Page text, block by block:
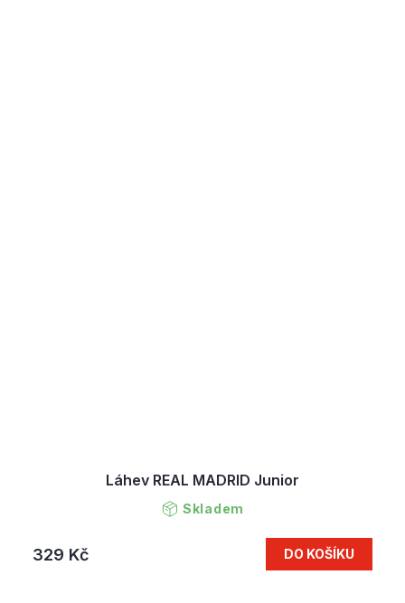
Láhev REAL MADRID Junior
Skladem
329 Kč DO KOŠÍKU